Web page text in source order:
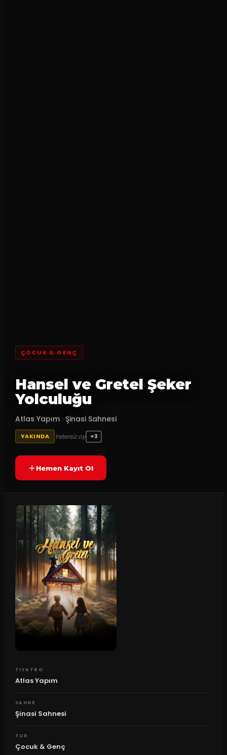
ÇOCUK & GENÇ
Hansel ve Gretel Şeker
Yolculuğu
Atlas Yapım · Şinasi Sahnesi
YAKINDA Yetersiz oy +3
Hemen Kayıt Ol
TIYATRO
Atlas Yapım
SAHNE
Şinasi Sahnesi
TUR
Çocuk & Genç